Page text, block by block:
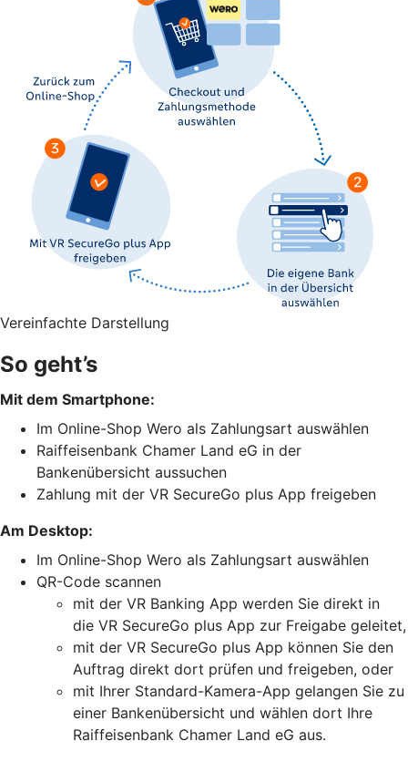
Vereinfachte Darstellung
So geht’s
Mit dem Smartphone:
Im Online-Shop Wero als Zahlungsart auswählen
Raiffeisenbank Chamer Land eG in der
Bankenübersicht aussuchen
Zahlung mit der VR SecureGo plus App freigeben
Am Desktop:
Im Online-Shop Wero als Zahlungsart auswählen
QR-Code scannen
mit der VR Banking App werden Sie direkt in
die VR SecureGo plus App zur Freigabe geleitet,
mit der VR SecureGo plus App können Sie den
Auftrag direkt dort prüfen und freigeben, oder
mit Ihrer Standard-Kamera-App gelangen Sie zu
einer Bankenübersicht und wählen dort Ihre
Raiffeisenbank Chamer Land eG aus.